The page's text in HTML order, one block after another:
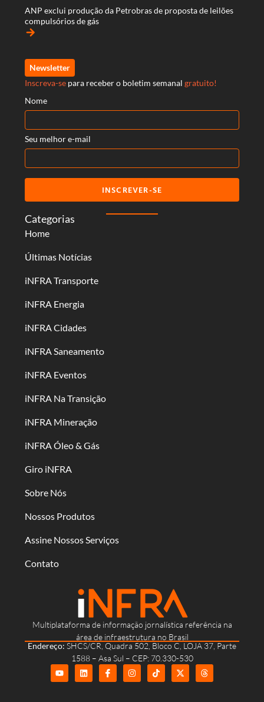
Multiplataforma de informação jornalística referência na
área de infraestrutura no Brasil
Endereço: SHCS/CR, Quadra 502, Bloco C, LOJA 37, Parte
1588 – Asa Sul – CEP: 70.330-530
Categorias
Home
Últimas Notícias
iNFRA Transporte
iNFRA Energia
iNFRA Cidades
iNFRA Saneamento
iNFRA Eventos
iNFRA Na Transição
iNFRA Mineração
iNFRA Óleo & Gás
Giro iNFRA
Sobre Nós
Nossos Produtos
Assine Nossos Serviços
Contato
ANP exclui produção da Petrobras de proposta de leilões
compulsórios de gás
arrow_forward
Newsletter
Inscreva-se para receber o boletim semanal gratuito!
Nome
Seu melhor e-mail
INSCREVER-SE